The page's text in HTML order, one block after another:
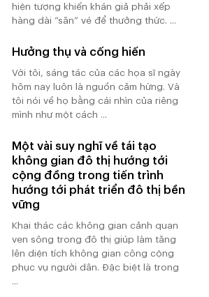
hiện tượng khiến khán giả phải xếp
hàng dài “săn” vé để thưởng thức. ...
Hưởng thụ và cống hiến
Với tôi, sáng tác của các họa sĩ ngày
hôm nay luôn là nguồn cảm hứng. Và
tôi nói về họ bằng cái nhìn của riêng
mình như một cách ...
Một vài suy nghĩ về tái tạo
không gian đô thị hướng tới
cộng đồng trong tiến trình
hướng tới phát triển đô thị bền
vững
Khai thác các không gian cảnh quan
ven sông trong đô thị giúp làm tăng
lên diện tích không gian công cộng
phục vụ người dân. Đặc biệt là trong
...